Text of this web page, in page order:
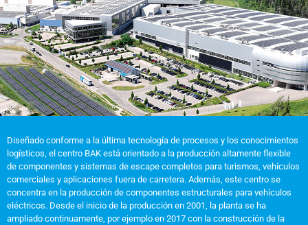
Diseñado conforme a la última tecnología de procesos y los conocimientos
logísticos, el centro BAK está orientado a la producción altamente flexible
de componentes y sistemas de escape completos para turismos, vehículos
comerciales y aplicaciones fuera de carretera. Además, este centro se
concentra en la producción de componentes estructurales para vehículos
eléctricos. Desde el inicio de la producción en 2001, la planta se ha
ampliado continuamente, por ejemplo en 2017 con la construcción de la